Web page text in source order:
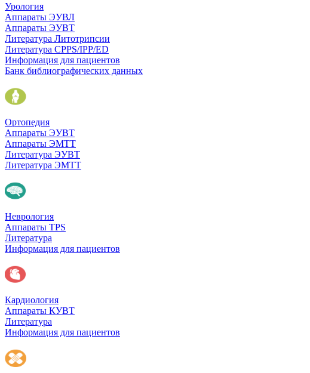
Урология
Аппараты ЭУВЛ
Аппараты ЭУВТ
Литература Литотрипсии
Литература CPPS/IPP/ED
Информация для пациентов
Банк библиографических данных
Ортопедия
Аппараты ЭУВТ
Аппараты ЭМТТ
Литература ЭУВТ
Литература ЭМТТ
Неврология
Аппараты TPS
Литература
Информация для пациентов
Кардиология
Аппараты КУВТ
Литература
Информация для пациентов